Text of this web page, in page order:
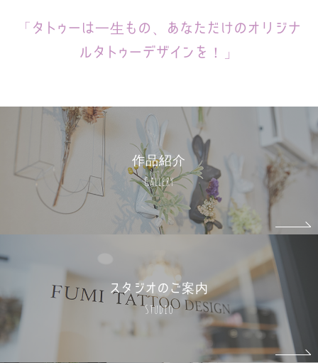
「タトゥーは一生もの、あなただけのオリジナ
ルタトゥーデザインを！」
作品紹介
Gallery
スタジオのご案内
Studio